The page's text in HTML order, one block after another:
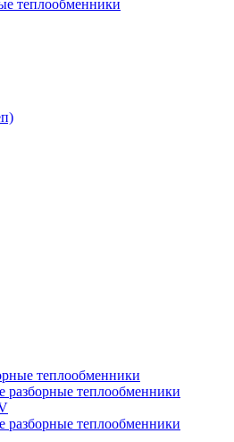
теплообменники
теплообменники
разборные теплообменники
разборные теплообменники